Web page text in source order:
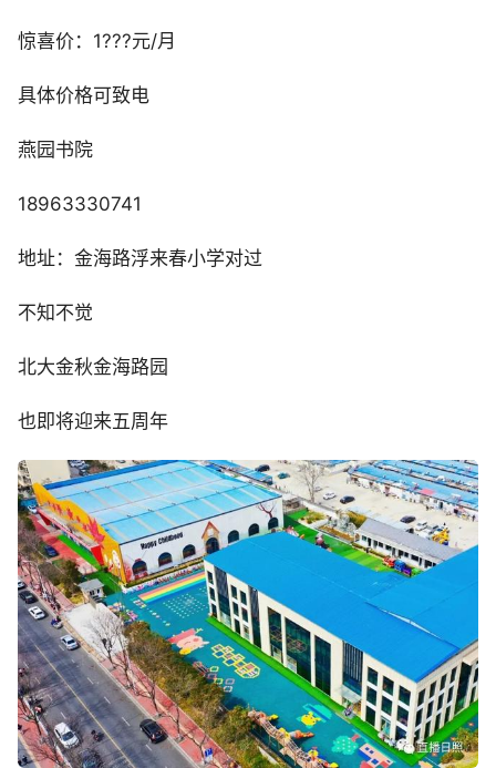
惊喜价：1???元/月
具体价格可致电
燕园书院
18963330741
地址：金海路浮来春小学对过
不知不觉
北大金秋金海路园
也即将迎来五周年